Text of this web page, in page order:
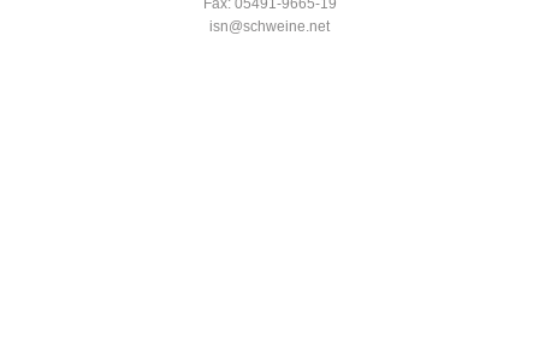
Fax: 05491-9665-19
isn@schweine.net